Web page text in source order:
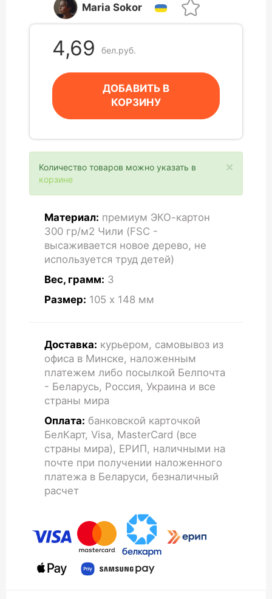
Maria Sokor
4,69 бел.руб.
ДОБАВИТЬ В
КОРЗИНУ
×
Количество товаров можно указать в
корзине
Материал: премиум ЭКО-картон
300 гр/м2 Чили (FSC -
высаживается новое дерево, не
используется труд детей)
Вес, грамм: 3
Размер: 105 x 148 мм
Доставка: курьером, самовывоз из
офиса в Минске, наложенным
платежем либо посылкой Белпочта
- Беларусь, Россия, Украина и все
страны мира
Оплата: банковской карточкой
БелКарт, Visa, MasterCard (все
страны мира), ЕРИП, наличными на
почте при получении наложенного
платежа в Беларуси, безналичный
расчет